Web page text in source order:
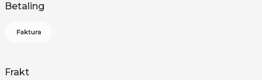
Betaling
Frakt